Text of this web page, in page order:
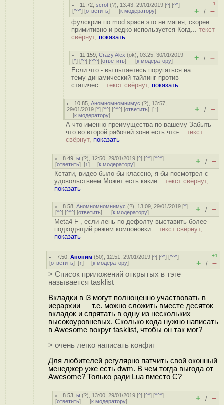
11.72 ,scrot (?), 13:43, 29/01/2019 [^] [^^]
[^^^] [ответить] [к модератору]
–1
+ / –
фулскрин по mod space это не магия, скорее
примитивно и редко используется Когд... текст
свёрнут, показать
11.159 ,Crazy Alex (ok), 03:25, 30/01/2019
[^] [^^] [^^^] [ответить] [к модератору] + / –
Если что - вы пытаетесь поругаться на
тему динамический тайлинг против
статичес... текст свёрнут, показать
10.85 ,Аномномномнимус (?), 13:57,
29/01/2019 [^] [^^] [^^^] [ответить] [↑]
[к модератору]
+ / –
А что именно преимущества по вашему Забыть
что во второй рабочей зоне есть что-... текст
свёрнут, показать
8.49 ,ы (?), 12:50, 29/01/2019 [^] [^^] [^^^]
[ответить] [↑] [к модератору] + / –
Кстати, видео было бы классно, я бы посмотрел с
удовольствием Может есть какие... текст свёрнут,
показать
8.58 ,Аномномномнимус (?), 13:09, 29/01/2019 [^]
[^^] [^^^] [ответить] [к модератору] + / –
Meta4 F , если лень по дефолту выставить более
подходящий режим компоновки... текст свёрнут,
показать
7.50 ,Аноним (50), 12:51, 29/01/2019 [^] [^^] [^^^]
[ответить] [↑] [к модератору]
+1
+ / –
> Список приложений открытых в тэге
называется tasklist
Вкладки в i3 могут полноценно участвовать в
иерархии — т.е. можно сложить вместе десяток
вкладок и спрятать в одну из нескольких
высокоуровневых. Сколько кода нужно написать
в Awesome вокруг tasklist, чтобы он так мог?
> очень легко написать конфиг
Для любителей регулярно патчить свой оконный
менеджер уже есть dwm. В чем тогда выгода от
Awesome? Только ради Lua вместо C?
8.53 ,ы (?), 13:00, 29/01/2019 [^] [^^] [^^^]
[ответить] [к модератору] + / –